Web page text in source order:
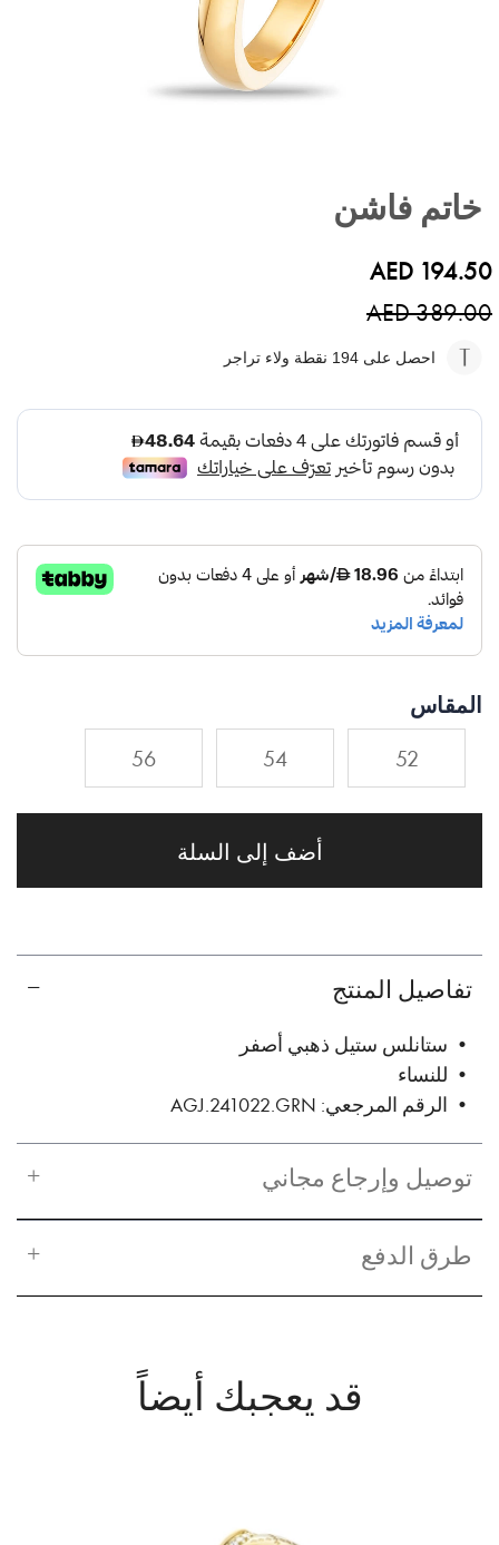
بداية
خاتم فاشن
AED 194.50
AED 389.00
احصل على 194 نقطة ولاء تراجر
المقاس
52
54
56
أضف إلى السلة
تفاصيل المنتج
• ستانلس ستيل ذهبي أصفر
• للنساء
• الرقم المرجعي: AGJ.241022.GRN
توصيل وإرجاع مجاني
طرق الدفع
قد يعجبك أيضاً